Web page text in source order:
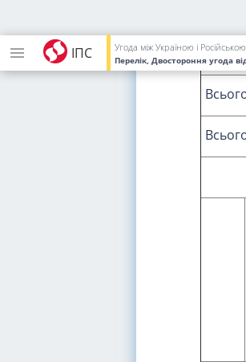
ІПС Угода між Україною і
Перелік, Двостороння угода